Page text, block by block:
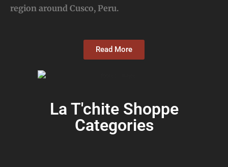
region around Cusco, Peru.
Read More
La T'chite Shoppe
Categories​